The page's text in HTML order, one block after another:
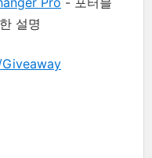
설명